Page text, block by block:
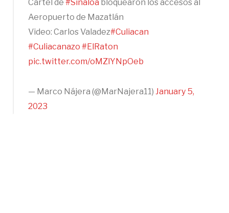
Cartel de #Sinaloa bloquearon los accesos al
Aeropuerto de Mazatlán
Video: Carlos Valadez#Culiacan
#Culiacanazo #ElRaton
pic.twitter.com/oMZlYNpOeb
— Marco Nájera (@MarNajera11) January 5,
2023